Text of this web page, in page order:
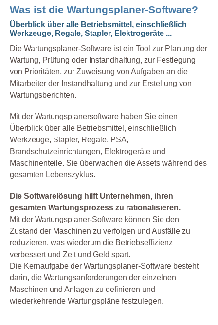
Was ist die Wartungsplaner-Software?
Überblick über alle Betriebsmittel, einschließlich
Werkzeuge, Regale, Stapler, Elektrogeräte ...
Die Wartungsplaner-Software ist ein Tool zur Planung der
Wartung, Prüfung oder Instandhaltung, zur Festlegung
von Prioritäten, zur Zuweisung von Aufgaben an die
Mitarbeiter der Instandhaltung und zur Erstellung von
Wartungsberichten.
Mit der Wartungsplanersoftware haben Sie einen
Überblick über alle Betriebsmittel, einschließlich
Werkzeuge, Stapler, Regale, PSA,
Brandschutzeinrichtungen, Elektrogeräte und
Maschinenteile. Sie überwachen die Assets während des
gesamten Lebenszyklus.
Die Softwarelösung hilft Unternehmen, ihren
gesamten Wartungsprozess zu rationalisieren.
Mit der Wartungsplaner-Software können Sie den
Zustand der Maschinen zu verfolgen und Ausfälle zu
reduzieren, was wiederum die Betriebseffizienz
verbessert und Zeit und Geld spart.
Die Kernaufgabe der Wartungsplaner-Software besteht
darin, die Wartungsanforderungen der einzelnen
Maschinen und Anlagen zu definieren und
wiederkehrende Wartungspläne festzulegen.